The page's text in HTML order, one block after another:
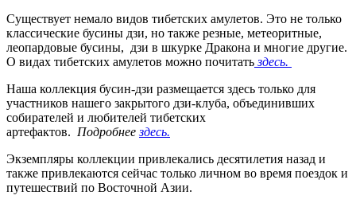
Существует немало видов тибетских амулетов. Это не только
классические бусины дзи, но также резные, метеоритные,
леопардовые бусины, дзи в шкурке Дракона и многие другие.
О видах тибетских амулетов можно почитатьздесь.
Наша коллекция бусин-дзи размещается здесь только для
участников нашего закрытого дзи-клуба, объединивших
собирателей и любителей тибетских
артефактов. Подробнеездесь.
Экземпляры коллекции привлекались десятилетия назад и
также привлекаются сейчас только личном во время поездок и
путешествий по Восточной Азии.